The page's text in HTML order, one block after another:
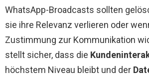
WhatsApp-Broadcasts sollten
sie ihre Relevanz verlieren oder
Zustimmung zur Kommunikation
stellt sicher, dass die
höchstem Niveau bleibt und der